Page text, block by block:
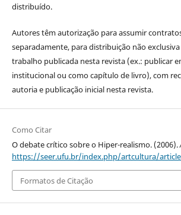
distribuído.
Autores têm autorização para assumir
separadamente, para distribuição não
trabalho publicada nesta revista (ex.: publicar
institucional ou como capítulo de livro), com
autoria e publicação inicial nesta revista.
Como Citar
O debate crítico sobre o Hiper-realismo. (2006).
https://seer.ufu.br/index.php/artcultura/
Formatos de Citação